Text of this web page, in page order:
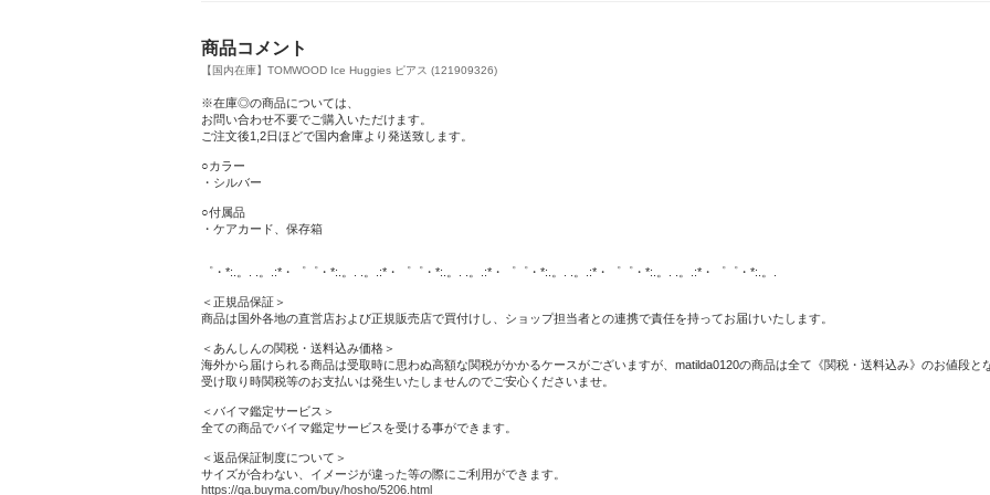
商品コメント
【国内在庫】TOMWOOD Ice Huggies ピアス (121909326)
※在庫◎の商品については、
お問い合わせ不要でご購入いただけます。
ご注文後1,2日ほどで国内倉庫より発送致します。
○カラー
・シルバー
○付属品
・ケアカード、保存箱
゜・*:.。. .。.:*・゜゜・*:.。. .。.:*・゜゜・*:.。. .。.:*・゜゜・*:.。. .。.:*・゜゜・*:.。. .。.:*・゜゜・*:.。.
＜正規品保証＞
商品は国外各地の直営店および正規販売店で買付けし、ショップ担当者との連携で責任を持ってお届けいたします。
＜あんしんの関税・送料込み価格＞
海外から届けられる商品は受取時に思わぬ高額な関税がかかるケースがございますが、matilda0120の商品は全て《関税・送料込み》のお値段と
受け取り時関税等のお支払いは発生いたしませんのでご安心くださいませ。
＜バイマ鑑定サービス＞
全ての商品でバイマ鑑定サービスを受ける事ができます。
＜返品保証制度について＞
サイズが合わない、イメージが違った等の際にご利用ができます。
https://qa.buyma.com/buy/hosho/5206.html